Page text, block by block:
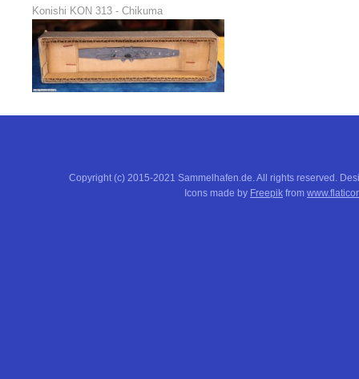
Konishi KON 313 - Chikuma
Copyright (c) 2015-2021 Sammelhafen.de. All rights reserved.
Icons made by Freepik from